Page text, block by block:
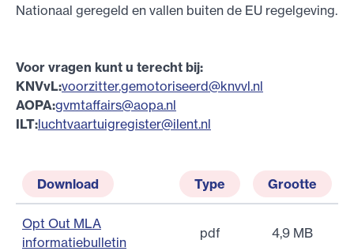
Nationaal geregeld en vallen buiten de EU regelgeving.
Voor vragen kunt u terecht bij:
KNVvL:voorzitter.gemotoriseerd@knvvl.nl
AOPA:gvmtaffairs@aopa.nl
ILT:luchtvaartuigregister@ilent.nl
Download Type Grootte
Opt Out MLA
informatiebulletin
pdf 4,9 MB